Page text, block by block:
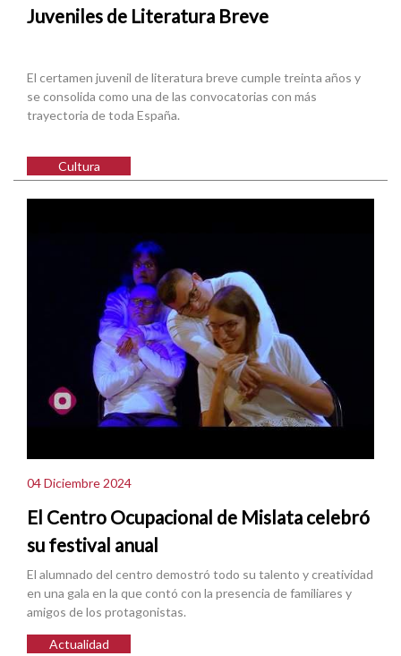
Juveniles de Literatura Breve
El certamen juvenil de literatura breve cumple treinta años y
se consolida como una de las convocatorias con más
trayectoria de toda España.
Cultura
04 Diciembre 2024
El Centro Ocupacional de Mislata celebró
su festival anual
El alumnado del centro demostró todo su talento y creatividad
en una gala en la que contó con la presencia de familiares y
amigos de los protagonistas.
Actualidad